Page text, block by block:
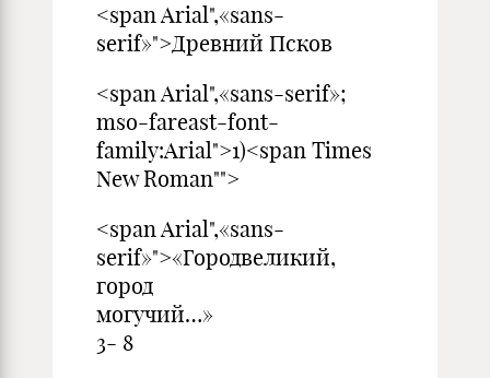
<span Arial",«sans-
serif»">Древний Псков
<span Arial",«sans-serif»;
mso-fareast-font-
family:Arial">1)<span Times
New Roman"">
<span Arial",«sans-
serif»">«Городвеликий,
город
могучий…»
3- 8